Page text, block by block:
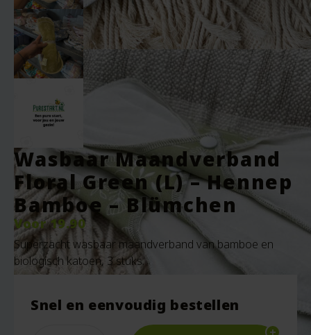
Wasbaar Maandverband
Floral Green (L) – Hennep
Bamboe – Blümchen
Voor19.90
Superzacht wasbaar maandverband van bamboe en
biologisch katoen, 3 stuks.
Snel en eenvoudig bestellen